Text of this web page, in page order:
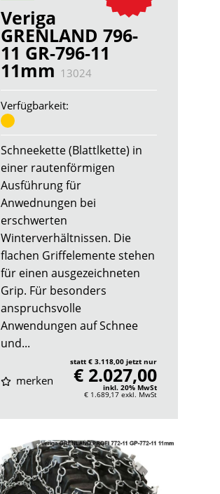
Veriga
GRENLAND 796-
11 GR-796-11
11mm 13024
Verfügbarkeit:
Schneekette (Blattlkette) in
einer rautenförmigen
Ausführung für
Anwednungen bei
erschwerten
Winterverhältnissen. Die
flachen Griffelemente stehen
für einen ausgezeichneten
Grip. Für besonders
anspruchsvolle
Anwendungen auf Schnee
und...
merken
statt € 3.118,00 jetzt nur
€ 2.027,00
inkl. 20% MwSt
€ 1.689,17 exkl. MwSt